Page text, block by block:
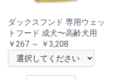
ダックスフンド 専用ウェッ
トフード 成犬〜高齢犬用
￥267 ～ ￥3,208